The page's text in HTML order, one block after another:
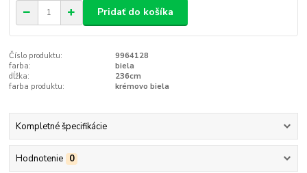
Pridať do košíka
Číslo produktu:
9964128
farba:
biela
dĺžka:
236cm
farba produktu:
krémovo biela
Kompletné špecifikácie
Hodnotenie 0